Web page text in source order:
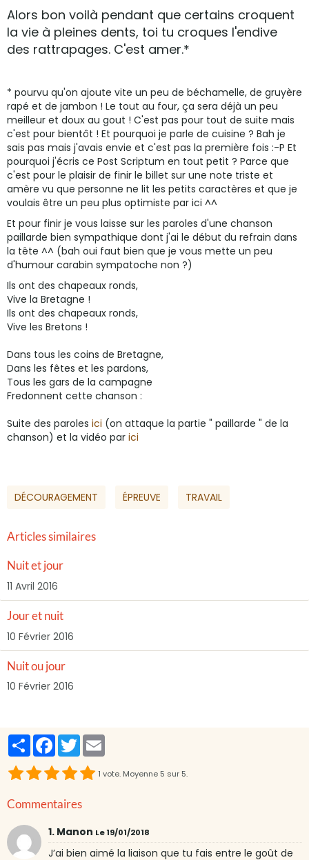
Alors bon voilà pendant que certains croquent
la vie à pleines dents, toi tu croques l'endive
des rattrapages. C'est amer.*
* pourvu qu'on ajoute vite un peu de béchamelle, de gruyère
rapé et de jambon ! Le tout au four, ça sera déjà un peu
meilleur et doux au gout ! C'est pas pour tout de suite mais
c'est pour bientôt ! Et pourquoi je parle de cuisine ? Bah je
sais pas mais j'avais envie et c'est pas la première fois :-P Et
pourquoi j'écris ce Post Scriptum en tout petit ? Parce que
c'est pour le plaisir de finir le billet sur une note triste et
amère vu que personne ne lit les petits caractères et que je
voulais être un peu plus optimiste par ici ^^
Et pour finir je vous laisse sur les paroles d'une chanson
paillarde bien sympathique dont j'ai le début du refrain dans
la tête ^^ (bah oui faut bien que je vous mette un peu
d'humour carabin sympatoche non ?)
Ils ont des chapeaux ronds,
Vive la Bretagne !
Ils ont des chapeaux ronds,
Vive les Bretons !
Dans tous les coins de Bretagne,
Dans les fêtes et les pardons,
Tous les gars de la campagne
Fredonnent cette chanson :
Suite des paroles ici (on attaque la partie " paillarde " de la
chanson) et la vidéo par ici
DÉCOURAGEMENT ÉPREUVE TRAVAIL
Articles similaires
Nuit et jour
11 Avril 2016
Jour et nuit
10 Février 2016
Nuit ou jour
10 Février 2016
PartagerFacebook
Twitter
1 vote. Moyenne 5 sur 5.
Commentaires
1. Manon Le 19/01/2018
J’ai bien aimé la liaison que tu fais entre le goût de